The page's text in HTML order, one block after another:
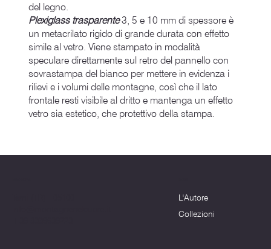
del legno.
Plexiglass trasparente3, 5 e 10 mm di spessore è
un metacrilato rigido di grande durata con effetto
simile al vetro. Viene stampato in modalità
speculare direttamente sul retro del pannello con
sovrastampa del bianco per mettere in evidenza i
rilievi e i volumi delle montagne, così che il lato
frontale resti visibile al dritto e mantenga un effetto
vetro sia estetico, che protettivo della stampa.
L'Autore
Collezioni